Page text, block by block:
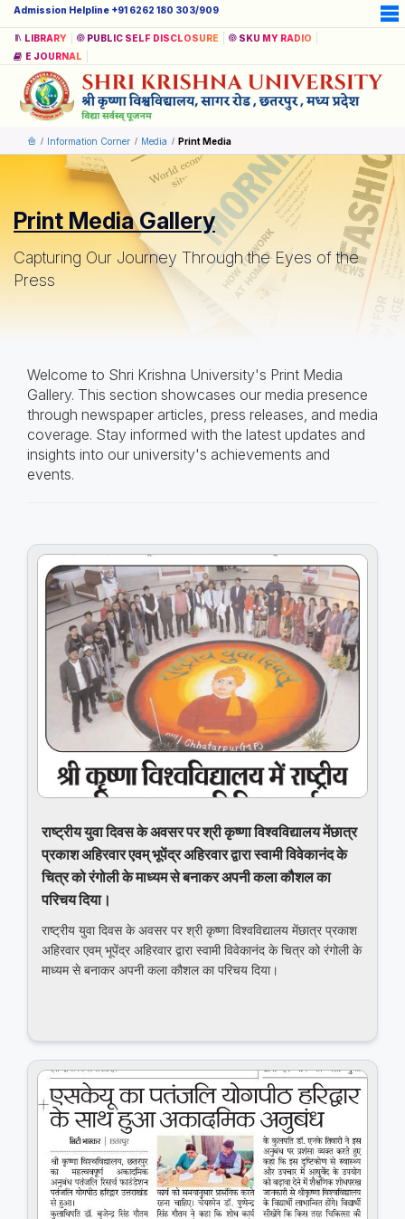
Admission Helpline +91 6262 180 303/909
LIBRARY PUBLIC SELF DISCLOSURE
SKU MY RADIO
E JOURNAL
Information Corner Media Print Media
Print Media Gallery
Capturing Our Journey Through the Eyes of the
Press
Welcome to Shri Krishna University's Print Media
Gallery. This section showcases our media presence
through newspaper articles, press releases, and media
coverage. Stay informed with the latest updates and
insights into our university's achievements and
events.
राष्‍ट्रीय युवा दिवस के अवसर पर श्री कृष्णा विश्वविद्यालय मेंछात्र
प्रकाश अहिरवार एवम् भूपेंद्र अहिरवार द्वारा स्‍वामी विवेकानंद के
चित्र को रंगोली के माध्यम से बनाकर अपनी कला कौशल का
परिचय दिया।
राष्‍ट्रीय युवा दिवस के अवसर पर श्री कृष्णा विश्वविद्यालय मेंछात्र प्रकाश
अहिरवार एवम् भूपेंद्र अहिरवार द्वारा स्‍वामी विवेकानंद के चित्र को रंगोली के
माध्यम से बनाकर अपनी कला कौशल का परिचय दिया।